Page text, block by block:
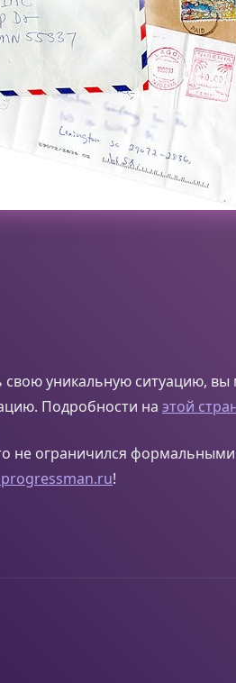
свою уникальную ситуацию,
Подробности на этой
не ограничился формальными
progressman.ru!